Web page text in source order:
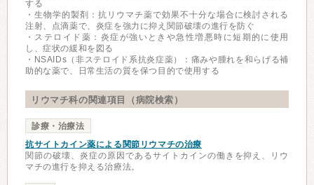
する
・生物学的製剤：抗リウマチ薬で効果不十分な場合に検討される
注射、点滴薬で、炎症を強力に抑え関節破壊の進行を防ぐ
・ステロイド薬：炎症が強いときや急性増悪時に短期的に使用
し、症状の緩和を図る
・NSAIDs（非ステロイド系抗炎症薬）：痛みや腫れを和らげる補
助的な薬で、日常生活の質を保つ目的で使用する
リウマチ科の関連項目（病院検索）
診療・治療法
抗サイトカイン薬による関節リウマチの治療
関節の破壊、炎症の原因であるサイトカインの働きを抑え、リウ
マチの進行を抑える治療法。